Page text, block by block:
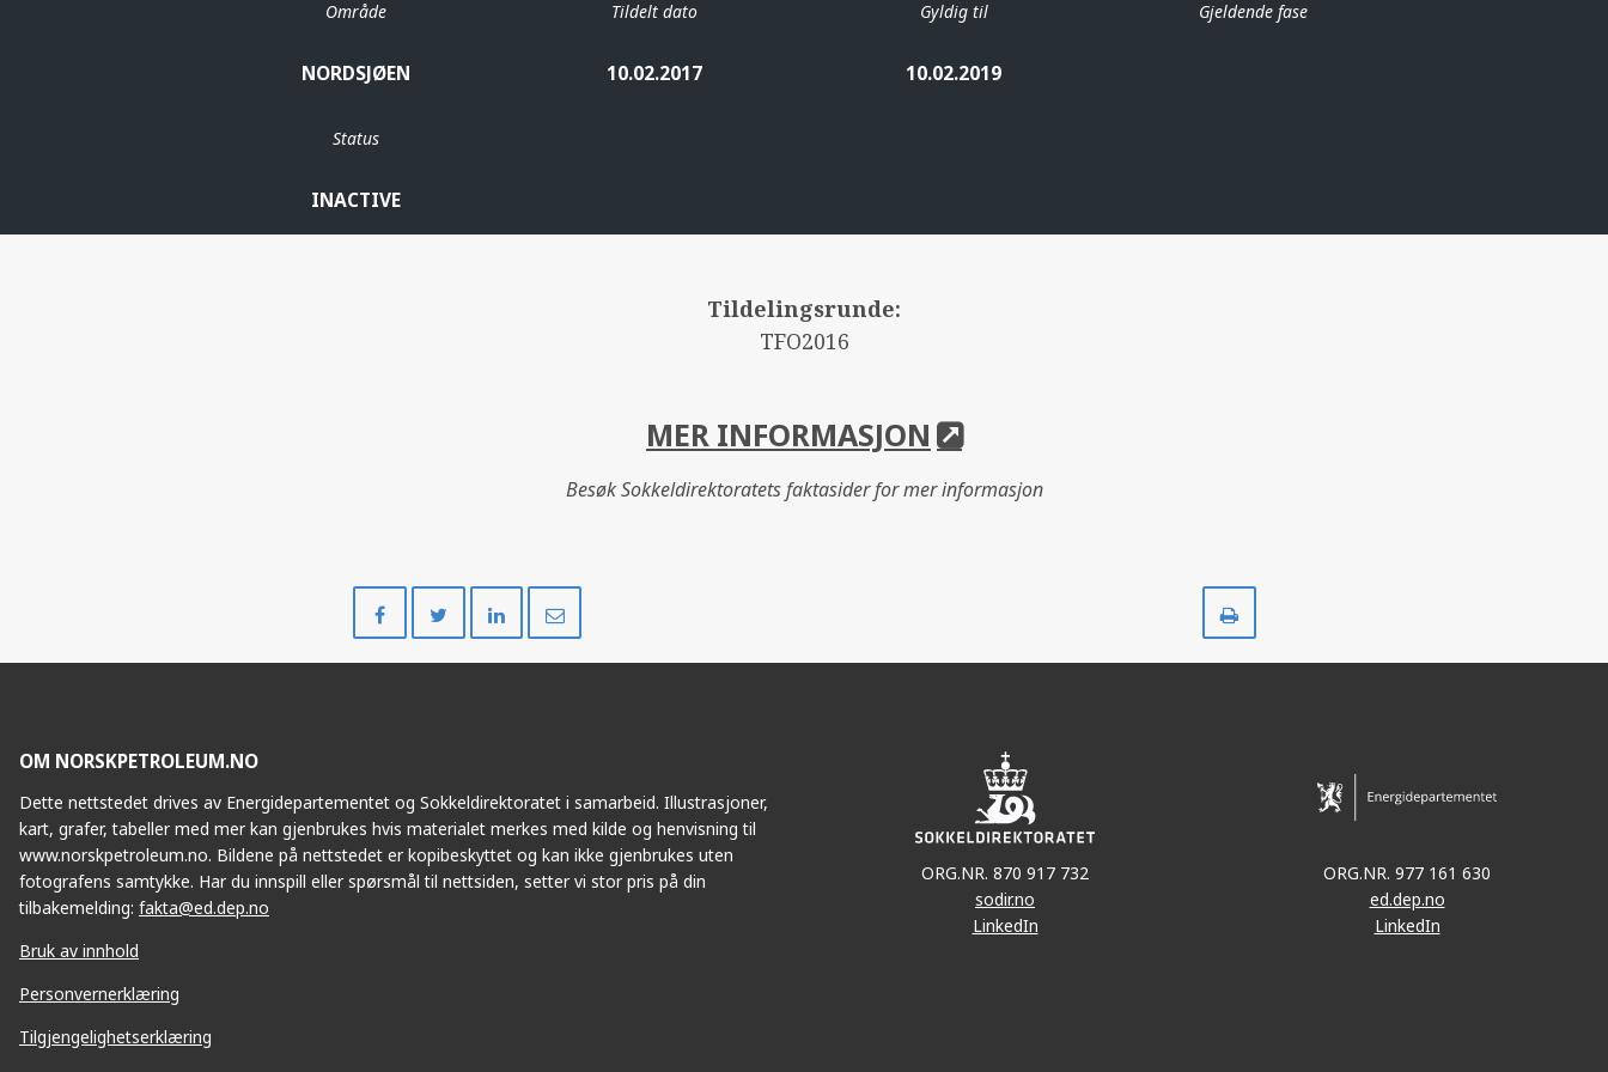
Område
NORDSJØEN
Tildelt dato
10.02.2017
Gyldig til
10.02.2019
Gjeldende fase
Status
INACTIVE
Tildelingsrunde:
TFO2016
MER INFORMASJON
Besøk Sokkeldirektoratets faktasider for mer informasjon
på
på
på
OM NORSKPETROLEUM.NO
Dette nettstedet drives av Energidepartementet og Sokkeldirektoratet i samarbeid. Illustrasjoner,
kart, grafer, tabeller med mer kan gjenbrukes hvis materialet merkes med kilde og henvisning til
www.norskpetroleum.no. Bildene på nettstedet er kopibeskyttet og kan ikke gjenbrukes uten
fotografens samtykke. Har du innspill eller spørsmål til nettsiden, setter vi stor pris på din
tilbakemelding: fakta@ed.dep.no
Bruk av innhold
Personvernerklæring
Tilgjengelighetserklæring
ORG.NR. 870 917 732
sodir.no
LinkedIn
ORG.NR. 977 161 630
ed.dep.no
LinkedIn